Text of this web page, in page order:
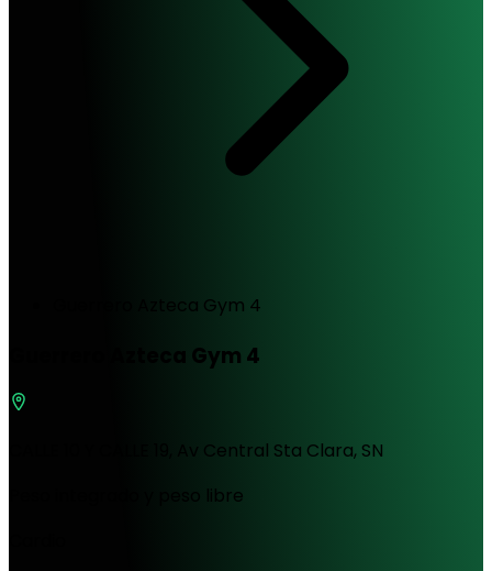
Guerrero Azteca Gym 4
Guerrero Azteca Gym 4
CALLE 10 Y CALLE 19, Av Central Sta Clara, SN
Peso integrado y peso libre